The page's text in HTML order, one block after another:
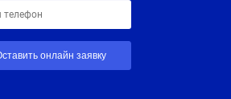
онлайн заявку